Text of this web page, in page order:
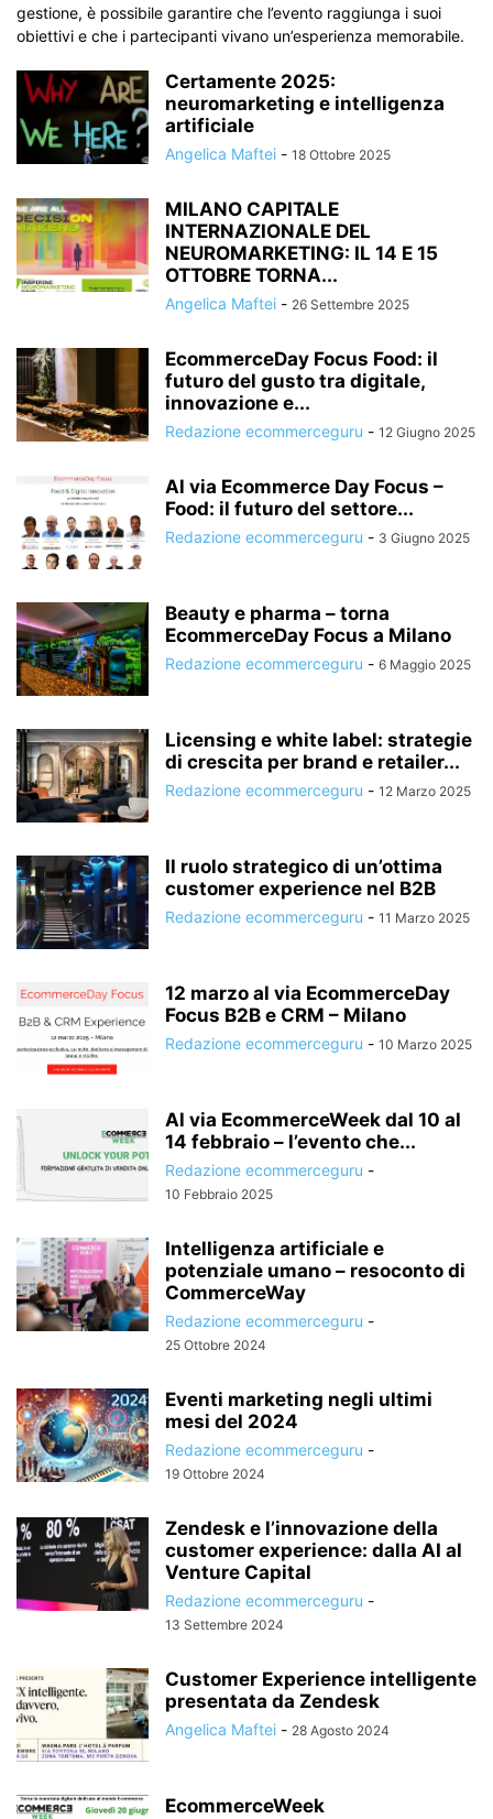
gestione, è possibile garantire che l’evento raggiunga i suoi
obiettivi e che i partecipanti vivano un’esperienza memorabile.
Certamente 2025:
neuromarketing e intelligenza
artificiale
Angelica Maftei - 18 Ottobre 2025
MILANO CAPITALE
INTERNAZIONALE DEL
NEUROMARKETING: IL 14 E 15
OTTOBRE TORNA...
Angelica Maftei - 26 Settembre 2025
EcommerceDay Focus Food: il
futuro del gusto tra digitale,
innovazione e...
Redazione ecommerceguru - 12 Giugno 2025
Al via Ecommerce Day Focus –
Food: il futuro del settore...
Redazione ecommerceguru - 3 Giugno 2025
Beauty e pharma – torna
EcommerceDay Focus a Milano
Redazione ecommerceguru - 6 Maggio 2025
Licensing e white label: strategie
di crescita per brand e retailer...
Redazione ecommerceguru - 12 Marzo 2025
Il ruolo strategico di un’ottima
customer experience nel B2B
Redazione ecommerceguru - 11 Marzo 2025
12 marzo al via EcommerceDay
Focus B2B e CRM – Milano
Redazione ecommerceguru - 10 Marzo 2025
Al via EcommerceWeek dal 10 al
14 febbraio – l’evento che...
Redazione ecommerceguru -
10 Febbraio 2025
Intelligenza artificiale e
potenziale umano – resoconto di
CommerceWay
Redazione ecommerceguru -
25 Ottobre 2024
Eventi marketing negli ultimi
mesi del 2024
Redazione ecommerceguru -
19 Ottobre 2024
Zendesk e l’innovazione della
customer experience: dalla AI al
Venture Capital
Redazione ecommerceguru -
13 Settembre 2024
Customer Experience intelligente
presentata da Zendesk
Angelica Maftei - 28 Agosto 2024
EcommerceWeek